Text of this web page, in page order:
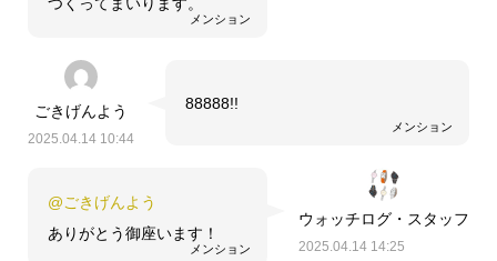
メンション
つくってまいります。
ごきげんよう
2025.04.14 10:44
メンション
88888!!
ウォッチログ・スタッフ
2025.04.14 14:25
メンション
@ごきげんよう
ありがとう御座います！